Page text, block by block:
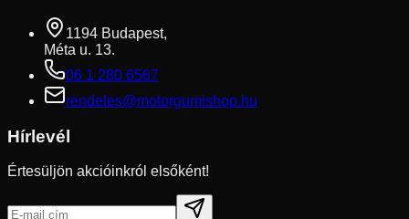
1194 Budapest,
Méta u. 13.
06 1 280 6567
rendeles@motorgumishop.hu
Hírlevél
Értesüljön akcióinkról elsőként!